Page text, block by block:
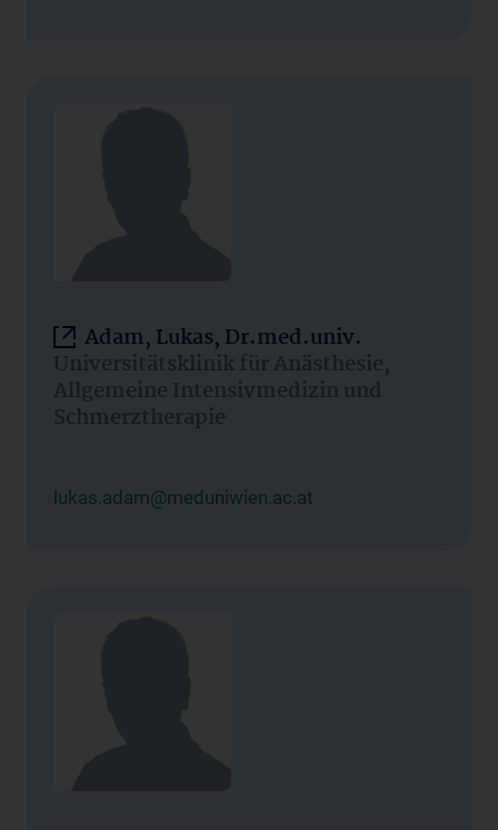
Adam, Lukas, Dr.med.univ.
Universitätsklinik für Anästhesie,
Allgemeine Intensivmedizin und
Schmerztherapie
lukas.adam@meduniwien.ac.at